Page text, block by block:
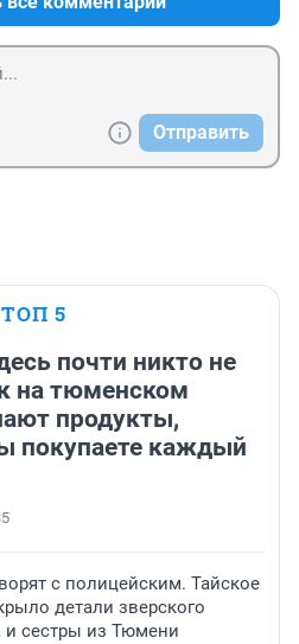
продажа недвижимости -
разными людьми по
Поэтому не ожидай, что
И поверь, стороны
меньше, чем ты! Только у тебя
на этой неделе, а для людей -
Поэтому хошь
Отправить
ТОП 5
почти никто не
на тюменском
продукты,
покупаете каждый
с полицейским. Тайское
детали зверского
и сестры из Тюмени